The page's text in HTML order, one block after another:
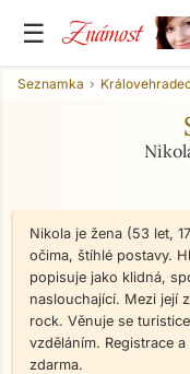
☰ Známost
Seznamka
Nikola je žena (53 let,
očima, štíhlé postavy.
popisuje jako klidná,
naslouchající. Mezi její
rock. Věnuje se
vzděláním. Registrace
zdarma.